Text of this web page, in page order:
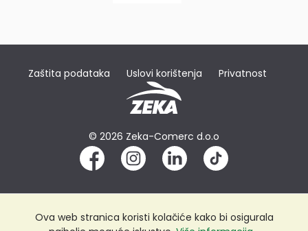
Zaštita podataka Uslovi korištenja Privatnost
© 2026 Zeka-Comerc d.o.o
Ova web stranica koristi kolačiće kako bi osigurala